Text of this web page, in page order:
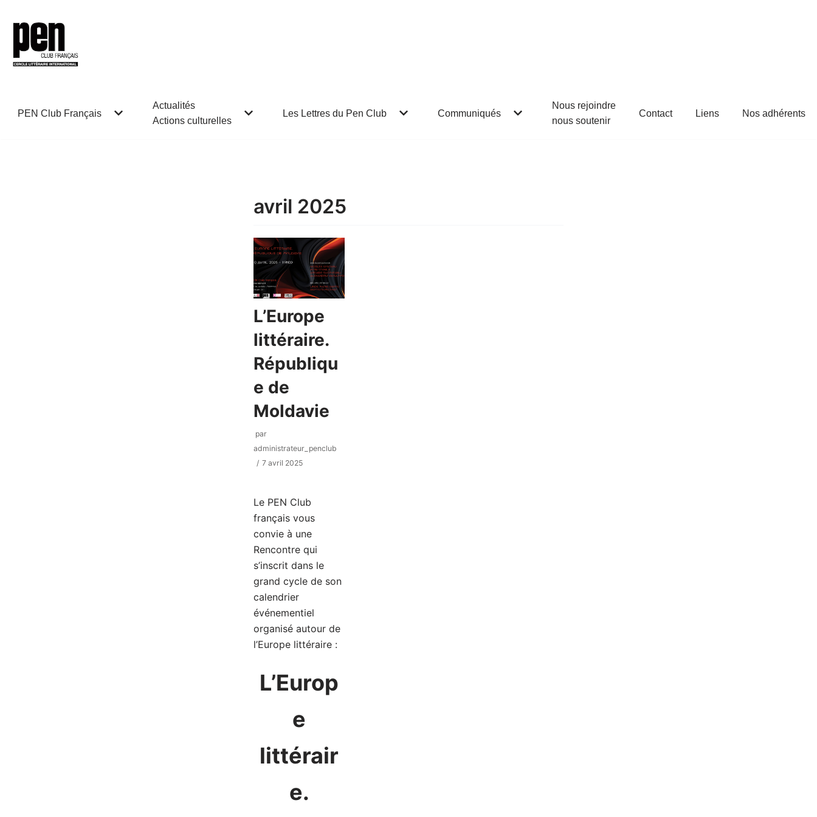
au
contenu
PEN Club Français
Actualités
Actions culturelles
Les Lettres du Pen Club Communiqués
Nous rejoindre
nous soutenir
Contact Liens Nos adhérents
avril 2025
L’Europe
littéraire.
Républiqu
e de
Moldavie
par
administrateur_penclub
7 avril 2025
Le PEN Club
français vous
convie à une
Rencontre qui
s’inscrit dans le
grand cycle de son
calendrier
événementiel
organisé autour de
l’Europe littéraire :
L’Europ
e
littérair
e.